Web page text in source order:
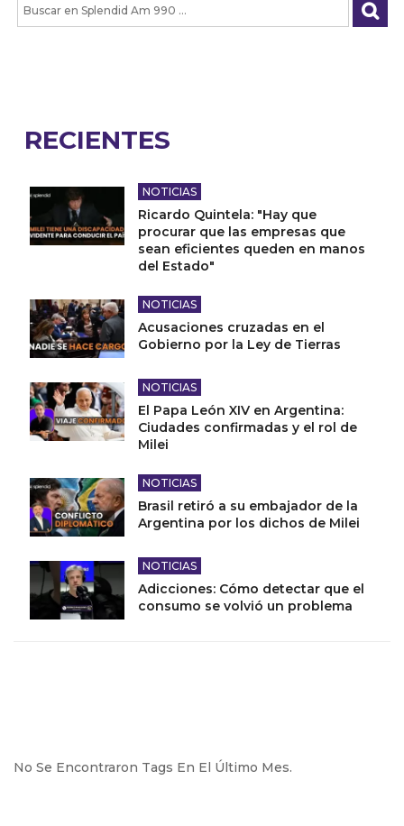
RECIENTES
NOTICIAS
Ricardo Quintela: "Hay que
procurar que las empresas que
sean eficientes queden en manos
del Estado"
NOTICIAS
Acusaciones cruzadas en el
Gobierno por la Ley de Tierras
NOTICIAS
El Papa León XIV en Argentina:
Ciudades confirmadas y el rol de
Milei
NOTICIAS
Brasil retiró a su embajador de la
Argentina por los dichos de Milei
NOTICIAS
Adicciones: Cómo detectar que el
consumo se volvió un problema
No Se Encontraron Tags En El Último Mes.